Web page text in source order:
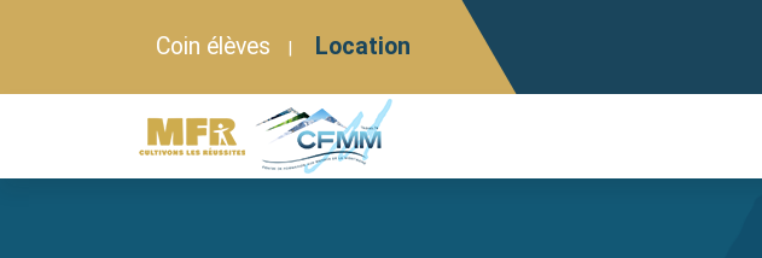
Coin élèves | Location